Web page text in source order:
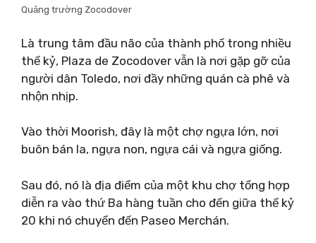
Quảng trường Zocodover
Là trung tâm đầu não của thành phố trong nhiều
thế kỷ, Plaza de Zocodover vẫn là nơi gặp gỡ của
người dân Toledo, nơi đầy những quán cà phê và
nhộn nhịp.
Vào thời Moorish, đây là một chợ ngựa lớn, nơi
buôn bán la, ngựa non, ngựa cái và ngựa giống.
Sau đó, nó là địa điểm của một khu chợ tổng hợp
diễn ra vào thứ Ba hàng tuần cho đến giữa thế kỷ
20 khi nó chuyển đến Paseo Merchán.